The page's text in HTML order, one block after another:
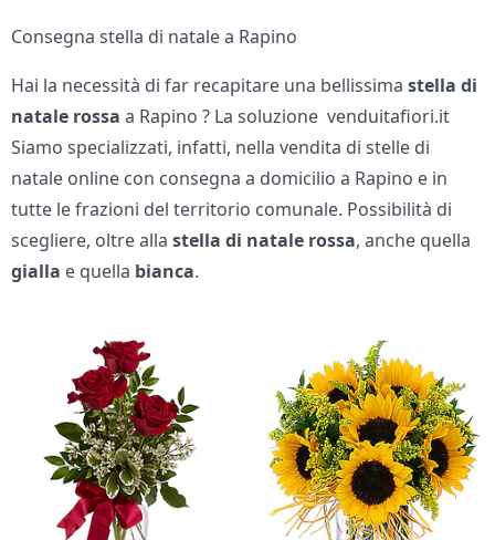
Consegna stella di natale a Rapino
Hai la necessità di far recapitare una bellissimastella di
natale rossa a Rapino ? La soluzione venduitafiori.it
Siamo specializzati, infatti, nella vendita di stelle di
natale online con consegna a domicilio a Rapino e in
tutte le frazioni del territorio comunale. Possibilità di
scegliere, oltre allastella di natale rossa, anche quella
gialla e quella bianca.
Bouquet di fiori